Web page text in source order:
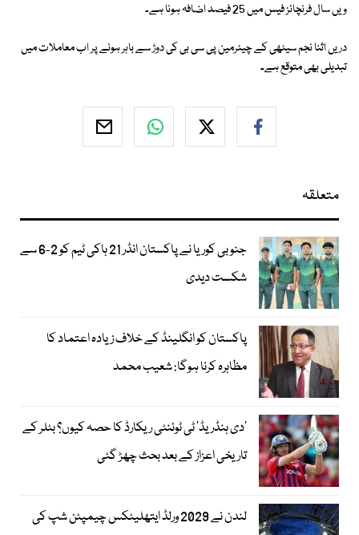
ویں سال فرنچائز فیس میں 25 فیصد اضافہ ہونا ہے۔
دریں اثنا نجم سیٹھی کے چیئرمین پی سی بی کی دوڑ سے باہر ہونے پر اب معاملات میں
تبدیلی بھی متوقع ہے۔
متعلقہ
جنوبی کوریا نے پاکستان انڈر 21 ہاکی ٹیم کو 2-6 سے
شکست دیدی
پاکستان کو انگلینڈ کے خلاف زیادہ اعتماد کا
مظاہرہ کرنا ہوگا: شعیب محمد
’دی ہنڈریڈ‘ ٹی ٹوئنٹی ریکارڈ کا حصہ کیوں؟ بٹلر کے
تاریخی اعزاز کے بعد بحث چھڑ گئی
لندن نے 2029 ورلڈ ایتھلیٹکس چیمپئن شپ کی